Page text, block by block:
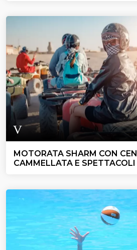
MOTORATA SHARM CON
CAMMELLATA E SPETTACOLI